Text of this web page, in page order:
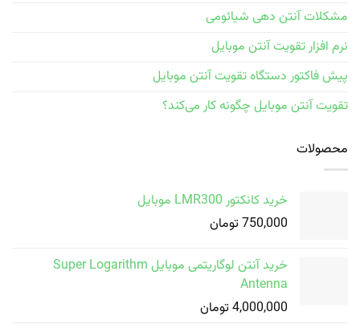
مشکلات آنتن دهی شیائومی
نرم افزار تقویت آنتن موبایل
پیش فاکتور دستگاه تقویت آنتن موبایل
تقویت آنتن موبایل چگونه کار می‌کند؟
محصولات
خرید کانکتور LMR300 موبایل
750,000 تومان
خرید آنتن لوگاریتمی موبایل Super Logarithm
Antenna
4,000,000 تومان